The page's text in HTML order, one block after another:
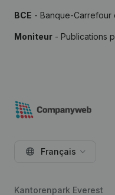
BCE - Banque-Carrefour
Moniteur - Publications
Français
Kantorenpark Everest